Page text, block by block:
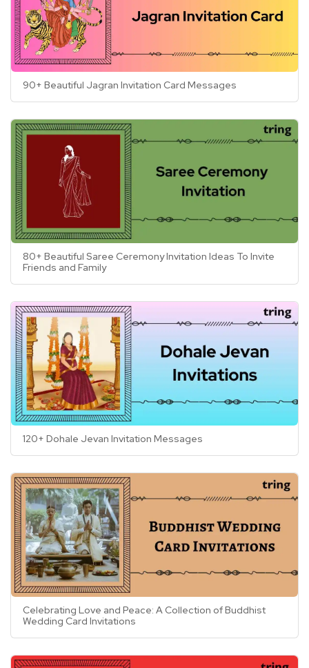
90+ Beautiful Jagran Invitation Card Messages
80+ Beautiful Saree Ceremony Invitation Ideas To Invite
Friends and Family
120+ Dohale Jevan Invitation Messages
Celebrating Love and Peace: A Collection of Buddhist
Wedding Card Invitations